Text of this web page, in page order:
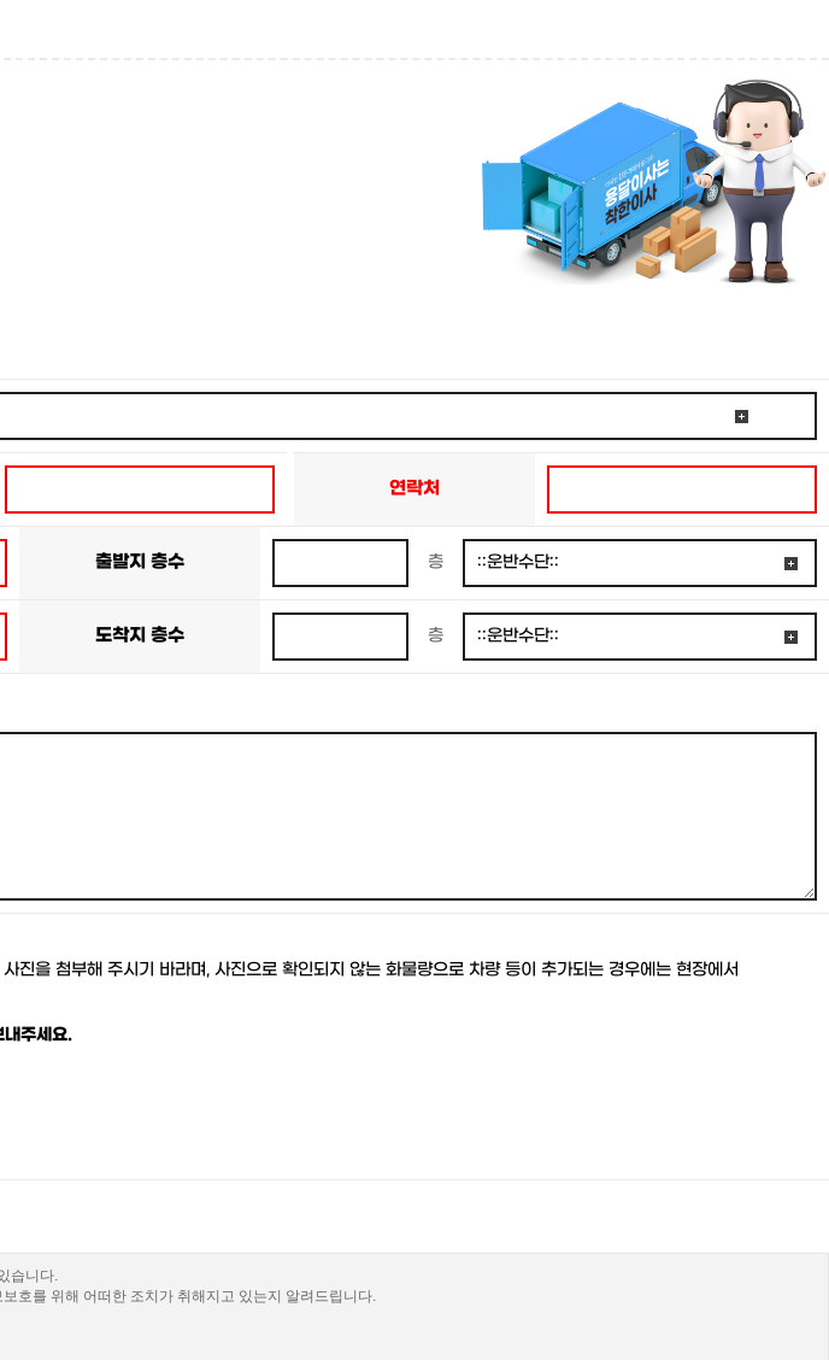
연락처
출발지 층수 층
도착지 층수 층
진을 첨부해 주시기 바라며, 사진으로 확인되지 않는 화물량으로 차량 등이 추가되는 경우에는 현장에서
주세요.